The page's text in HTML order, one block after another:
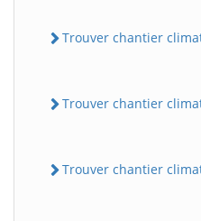
Trouver chantier
Trouver chantier
Trouver chantier